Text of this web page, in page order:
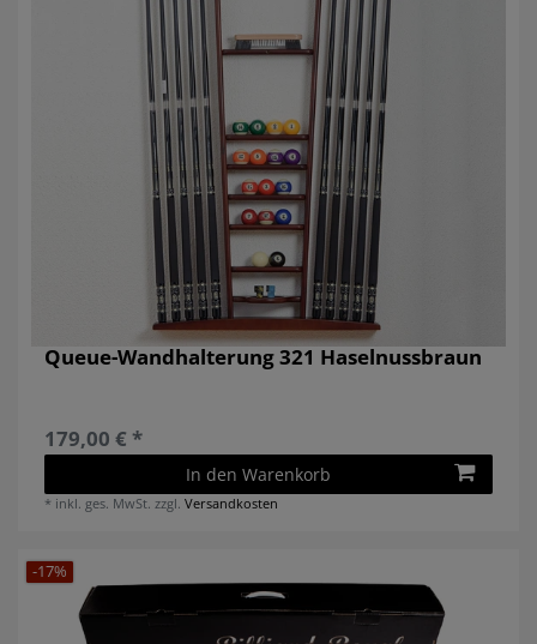
Queue-Wandhalterung 321 Haselnussbraun
179,00 € *
In den Warenkorb
* inkl. ges. MwSt. zzgl.Versandkosten
-17%